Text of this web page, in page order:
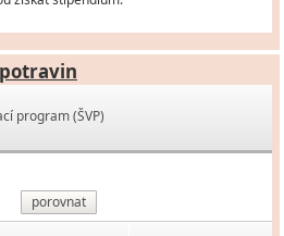
program (ŠVP)
porovnat